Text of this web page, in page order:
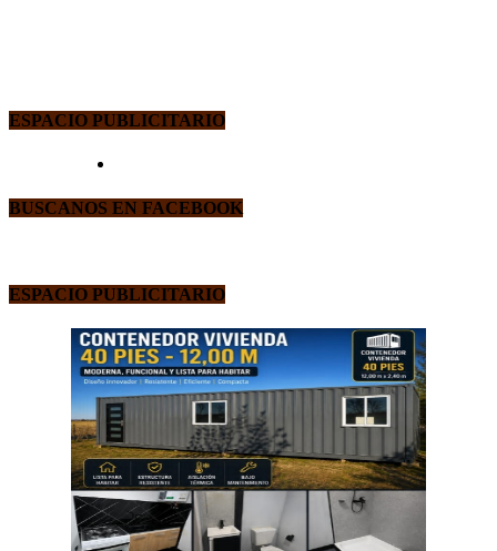
ESPACIO PUBLICITARIO
BUSCANOS EN FACEBOOK
ESPACIO PUBLICITARIO